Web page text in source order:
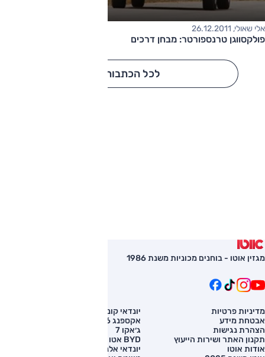
אלי שאולי, 26.12.2011
פולקסווגן טרנספורטר: מבחן דרכים
לכל הכתבות
מגזין אוטו - בוחנים מכוניות משנת 1986
מדיניות פרטיות
אבטחת מידע
הצהרת נגישות
תקנון האתר ושירות הייעוץ
אודות אוטו
יונדאי קונה
אקספנג G6
ג׳אקו 7
BYD אטו 3
יונדאי אלנטרה